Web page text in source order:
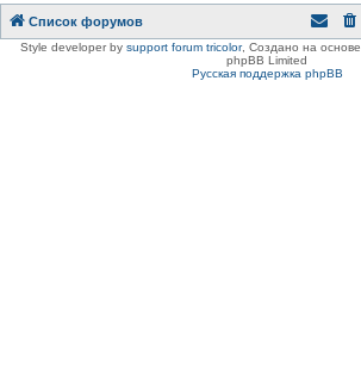
Список форумов
Style developer by support forum tricolor, Создано на основе
phpBB Limited
Русская поддержка phpBB